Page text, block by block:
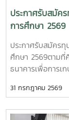
ประกาศรับสมัค
การศึกษา 2569
ประกาศรับสมัครทุ
ศึกษา 2569ตามที่
ธนาคารเพื่อการ
ศึกษา “ปันน้ำใจพี่
บาท รวมเป็นเงิน
31 กรกฎาคม